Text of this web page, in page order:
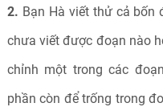
2. Bạn Hà viết thử cả bốn
chưa viết được đoạn nào
chỉnh một trong các
phần còn để trống trong